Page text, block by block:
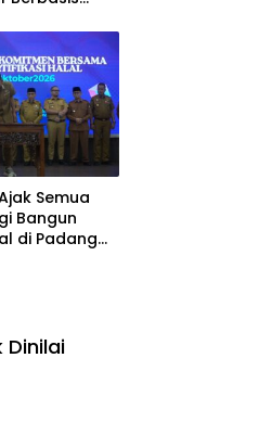
Semua
Bangun
di Padang
Dinilai